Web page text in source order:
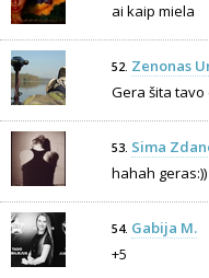
ai kaip miela
52. Zenonas
Gera šita tavo
53. Sima
hahah geras:))
54. Gabija M.
+5